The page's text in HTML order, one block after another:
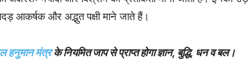
आकर्षक और अद्भुत पक्षी माने जाते हैं।
हनुमान मंत्रके नियमित जाप से प्राप्त होगा ज्ञान, बुद्धि, धन व बल।